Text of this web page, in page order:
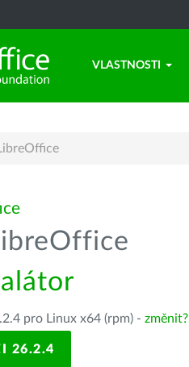
VLASTNOSTI
pro Linux x64 (rpm) - změnit?
26.2.4